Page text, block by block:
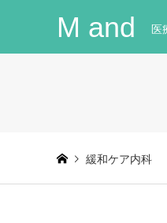
M and 医
緩和ケア内科